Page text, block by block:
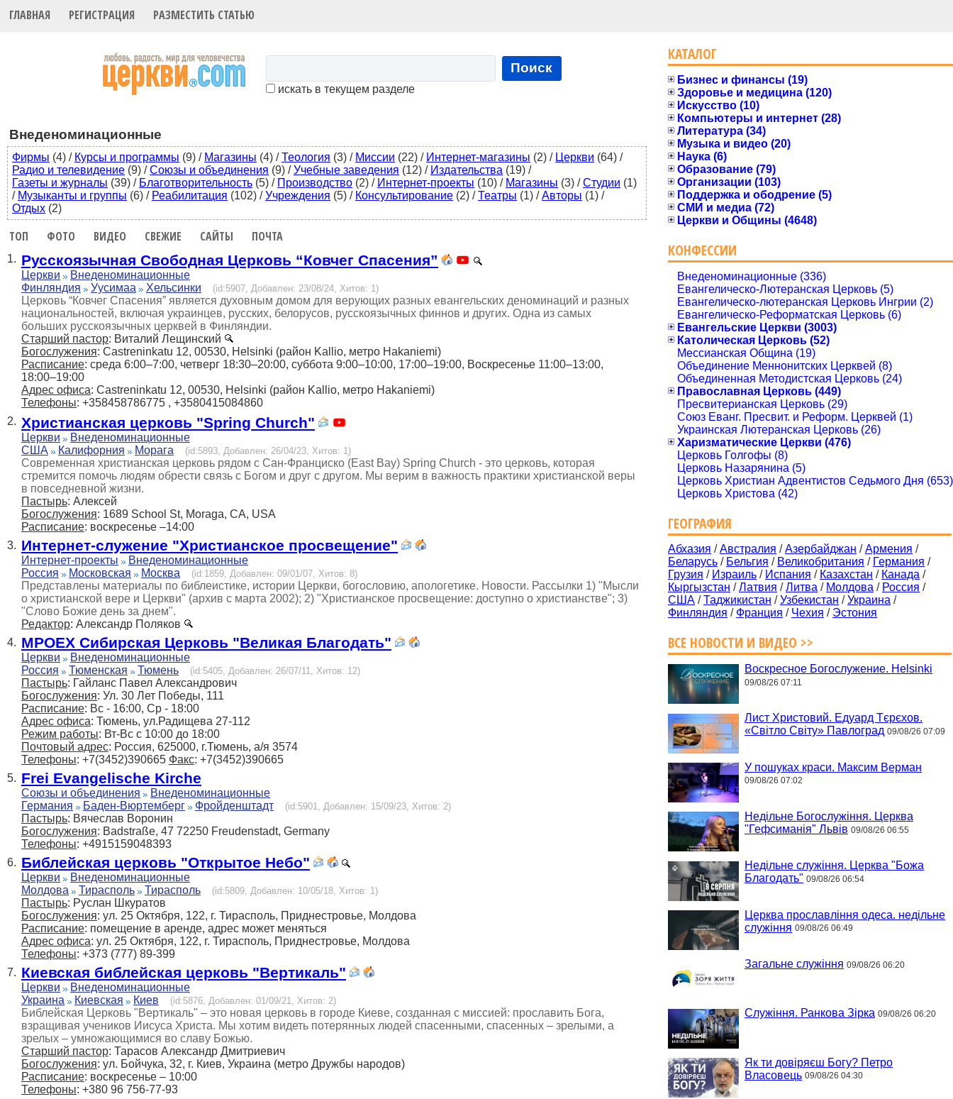
ГЛАВНАЯ РЕГИСТРАЦИЯ РАЗМЕСТИТЬ СТАТЬЮ
Поиск
искать в текущем разделе
Внеденоминационные
Фирмы (4) / Курсы и программы (9) / Магазины (4) /Теология (3) / Миссии (22) / Интернет-магазины (2) / Церкви (64) /
Радио и телевидение (9) /Союзы и объединения (9) /Учебные заведения (12) / Издательства (19) /
Газеты и журналы (39) / Благотворительность (5) / Производство (2) / Интернет-проекты (10) / Магазины (3) /Студии (1)
/ Музыканты и группы (6) / Реабилитация (102) /Учреждения (5) / Консультирование (2) /Театры (1) /Авторы (1) /
Отдых (2)
ТОП ФОТО ВИДЕО СВЕЖИЕ САЙТЫ ПОЧТА
1. Русскоязычная Свободная Церковь “Ковчег Спасения”
Церкви
Внеденоминационные
Финляндия
Уусимаа Хельсинки (id:5907, Добавлен: 23/08/24, Хитов: 1)
Церковь “Ковчег Спасения” является духовным домом для верующих разных евангельских деноминаций и разных
национальностей, включая украинцев, русских, белорусов, русскоязычных финнов и других. Одна из самых
больших русскоязычных церквей в Финляндии.
Старший пастор: Виталий Лещинский
Богослужения: Castreninkatu 12, 00530, Helsinki (район Kallio, метро Hakaniemi)
Расписание: среда 6:00–7:00, четверг 18:30–20:00, суббота 9:00–10:00, 17:00–19:00, Воскресенье 11:00–13:00,
18:00–19:00
Адрес офиса: Castreninkatu 12, 00530, Helsinki (район Kallio, метро Hakaniemi)
Телефоны: +358458786775 , +3580415084860
2. Христианская церковь "Spring Church"
Церкви
Внеденоминационные
США
Калифорния Морага (id:5893, Добавлен: 26/04/23, Хитов: 1)
Современная христианская церковь рядом с Сан-Франциско (East Bay) Spring Church - это церковь, которая
стремится помочь людям обрести связь с Богом и друг с другом. Мы верим в важность практики христианской веры
в повседневной жизни.
Пастырь: Алексей
Богослужения: 1689 School St, Moraga, CA, USA
Расписание: воскресенье –14:00
3. Интернет-служение "Христианское просвещение"
Интернет-проекты
Внеденоминационные
Россия
Московская Москва (id:1859, Добавлен: 09/01/07, Хитов: 8)
Представлены материалы по библеистике, истории Церкви, богословию, апологетике. Новости. Рассылки 1) "Мысли
о христианской вере и Церкви" (архив с марта 2002); 2) "Христианское просвещение: доступно о христианстве"; 3)
"Слово Божие день за днем".
Редактор: Александр Поляков
4. МРОЕХ Сибирская Церковь "Великая Благодать"
Церкви
Внеденоминационные
Россия
Тюменская Тюмень (id:5405, Добавлен: 26/07/11, Хитов: 12)
Пастырь: Гайланс Павел Александрович
Богослужения: Ул. 30 Лет Победы, 111
Расписание: Вс - 16:00, Ср - 18:00
Адрес офиса: Тюмень, ул.Радищева 27-112
Режим работы: Вт-Вс с 10:00 до 18:00
Почтовый адрес: Россия, 625000, г.Тюмень, а/я 3574
Телефоны: +7(3452)390665 Факс: +7(3452)390665
5. Frei Evangelische Kirche
Союзы и объединения
Внеденоминационные
Германия
Баден-Вюртемберг Фройденштадт (id:5901, Добавлен: 15/09/23, Хитов: 2)
Пастырь: Вячеслав Воронин
Богослужения: Badstraße, 47 72250 Freudenstadt, Germany
Телефоны: +4915159048393
6. Библейская церковь "Открытое Небо"
Церкви
Внеденоминационные
Молдова
Тирасполь Тирасполь (id:5809, Добавлен: 10/05/18, Хитов: 1)
Пастырь: Руслан Шкуратов
Богослужения: ул. 25 Октября, 122, г. Тирасполь, Приднестровье, Молдова
Расписание: помещение в аренде, адрес может меняться
Адрес офиса: ул. 25 Октября, 122, г. Тирасполь, Приднестровье, Молдова
Телефоны: +373 (777) 89-399
7. Киевская библейская церковь "Вертикаль"
Церкви
Внеденоминационные
Украина
Киевская Киев (id:5876, Добавлен: 01/09/21, Хитов: 2)
Библейская Церковь "Вертикаль" – это новая церковь в городе Киеве, созданная с миссией: прославить Бога,
взращивая учеников Иисуса Христа. Мы хотим видеть потерянных людей спасенными, спасенных – зрелыми, а
зрелых – умножающимися во славу Божью.
Старший пастор: Тарасов Александр Дмитриевич
Богослужения: ул. Бойчука, 32, г. Киев, Украина (метро Дружбы народов)
Расписание: воскресенье – 10:00
Телефоны: +380 96 756-77-93
КАТАЛОГ
Бизнес и финансы (19)
Здоровье и медицина (120)
Искусство (10)
Компьютеры и интернет (28)
Литература (34)
Музыка и видео (20)
Наука (6)
Образование (79)
Организации (103)
Поддержка и ободрение (5)
СМИ и медиа (72)
Церкви и Общины (4648)
КОНФЕССИИ
Внеденоминационные (336)
Евангелическо-Лютеранская Церковь (5)
Евангелическо-лютеранская Церковь Ингрии (2)
Евангелическо-Реформатская Церковь (6)
Евангельские Церкви (3003)
Католическая Церковь (52)
Мессианская Община (19)
Объединение Меннонитских Церквей (8)
Объединенная Методистская Церковь (24)
Православная Церковь (449)
Пресвитерианская Церковь (29)
Союз Еванг. Пресвит. и Реформ. Церквей (1)
Украинская Лютеранская Церковь (26)
Харизматические Церкви (476)
Церковь Голгофы (8)
Церковь Назарянина (5)
Церковь Христиан Адвентистов Седьмого Дня (653)
Церковь Христова (42)
ГЕОГРАФИЯ
Абхазия /Австралия /Азербайджан /Армения /
Беларусь / Бельгия / Великобритания / Германия /
Грузия / Израиль / Испания / Казахстан / Канада /
Кыргызстан /Латвия /Литва / Молдова / Россия /
США /Таджикистан /Узбекистан /Украина /
Финляндия / Франция / Чехия / Эстония
ВСЕ НОВОСТИ И ВИДЕО >>
Воскресное Богослужение. Helsinki
09/08/26 07:11
Лист Христовий. Едуард Тєрєхов.
«Світло Світу» Павлоград 09/08/26 07:09
У пошуках краси. Максим Верман
09/08/26 07:02
Недільне Богослужіння. Церква
"Гефсиманія" Львів 09/08/26 06:55
Недільне служіння. Церква "Божа
Благодать" 09/08/26 06:54
Церква прославління одеса. недільне
служіння 09/08/26 06:49
Загальне служіння 09/08/26 06:20
Служіння. Ранкова Зірка 09/08/26 06:20
Як ти довіряєш Богу? Петро
Власовець 09/08/26 04:30